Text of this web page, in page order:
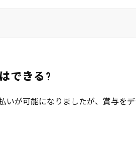
できる?
いが可能になりましたが、賞与を